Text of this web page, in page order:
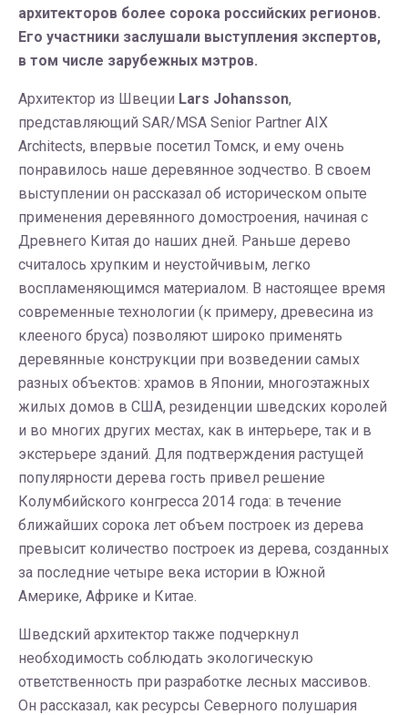
архитекторов более сорока российских регионов.
Его участники заслушали выступления экспертов,
в том числе зарубежных мэтров.
Архитектор из Швеции Lars Johansson,
представляющий SAR/MSA Senior Partner AIX
Architects, впервые посетил Томск, и ему очень
понравилось наше деревянное зодчество. В своем
выступлении он рассказал об историческом опыте
применения деревянного домостроения, начиная с
Древнего Китая до наших дней. Раньше дерево
считалось хрупким и неустойчивым, легко
воспламеняющимся материалом. В настоящее время
современные технологии (к примеру, древесина из
клееного бруса) позволяют широко применять
деревянные конструкции при возведении самых
разных объектов: храмов в Японии, многоэтажных
жилых домов в США, резиденции шведских королей
и во многих других местах, как в интерьере, так и в
экстерьере зданий. Для подтверждения растущей
популярности дерева гость привел решение
Колумбийского конгресса 2014 года: в течение
ближайших сорока лет объем построек из дерева
превысит количество построек из дерева, созданных
за последние четыре века истории в Южной
Америке, Африке и Китае.
Шведский архитектор также подчеркнул
необходимость соблюдать экологическую
ответственность при разработке лесных массивов.
Он рассказал, как ресурсы Северного полушария